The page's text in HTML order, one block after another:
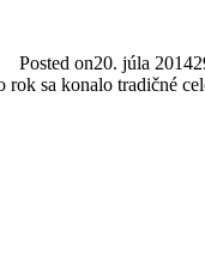
Posted on20. júla 2014
sa konalo tradičné